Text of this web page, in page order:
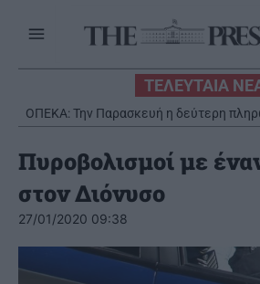
ΤΕΛΕΥΤΑΙΑ
ΟΠΕΚΑ: Την Παρασκευή η δεύτερη
του Λογαριασμού
Πυροβολισμοί με
στον Διόνυσο
27/01/2020 09:38